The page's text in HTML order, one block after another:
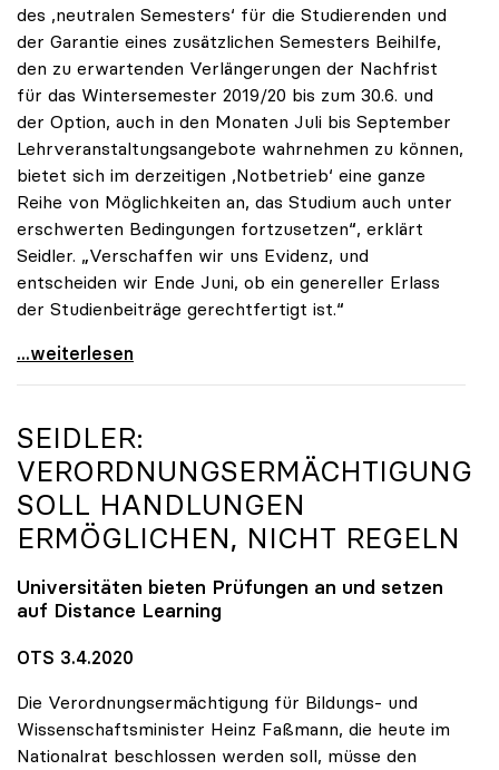
des ,neutralen Semesters‘ für die Studierenden und
der Garantie eines zusätzlichen Semesters Beihilfe,
den zu erwartenden Verlängerungen der Nachfrist
für das Wintersemester 2019/20 bis zum 30.6. und
der Option, auch in den Monaten Juli bis September
Lehrveranstaltungsangebote wahrnehmen zu können,
bietet sich im derzeitigen ,Notbetrieb‘ eine ganze
Reihe von Möglichkeiten an, das Studium auch unter
erschwerten Bedingungen fortzusetzen“, erklärt
Seidler. „Verschaffen wir uns Evidenz, und
entscheiden wir Ende Juni, ob ein genereller Erlass
der Studienbeiträge gerechtfertigt ist.“
Seidler: „Erlass der Studienbeiträge derzeit nicht
...weiterlesen
SEIDLER:
VERORDNUNGSERMÄCHTIGUNG
SOLL HANDLUNGEN
ERMÖGLICHEN, NICHT REGELN
Universitäten bieten Prüfungen an und setzen
auf Distance Learning
OTS 3.4.2020
Die Verordnungsermächtigung für Bildungs- und
Wissenschaftsminister Heinz Faßmann, die heute im
Nationalrat beschlossen werden soll, müsse den